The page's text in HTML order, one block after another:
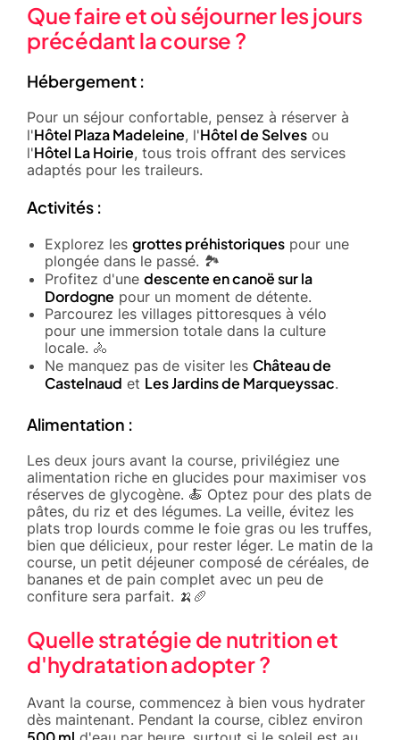
Que faire et où séjourner les jours
précédant la course ?
Hébergement :
Pour un séjour confortable, pensez à réserver à
l'Hôtel Plaza Madeleine, l'Hôtel de Selves ou
l'Hôtel La Hoirie, tous trois offrant des services
adaptés pour les traileurs.
Activités :
Explorez les grottes préhistoriques pour une
plongée dans le passé. 🏞️
Profitez d'une descente en canoë sur la
Dordogne pour un moment de détente.
Parcourez les villages pittoresques à vélo
pour une immersion totale dans la culture
locale. 🚴
Ne manquez pas de visiter les Château de
Castelnaud et Les Jardins de Marqueyssac.
Alimentation :
Les deux jours avant la course, privilégiez une
alimentation riche en glucides pour maximiser vos
réserves de glycogène. 🍝 Optez pour des plats de
pâtes, du riz et des légumes. La veille, évitez les
plats trop lourds comme le foie gras ou les truffes,
bien que délicieux, pour rester léger. Le matin de la
course, un petit déjeuner composé de céréales, de
bananes et de pain complet avec un peu de
confiture sera parfait. 🍌🥖
Quelle stratégie de nutrition et
d'hydratation adopter ?
Avant la course, commencez à bien vous hydrater
dès maintenant. Pendant la course, ciblez environ